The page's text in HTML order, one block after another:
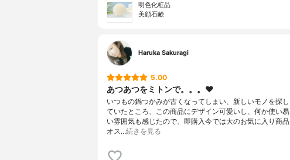
明色化粧品
美顔石鹸
Haruka Sakuragi
5.00
あつあつをミトンで。。。❤️
いつもの鍋つかみが古くなってしまい、新しいモノを探し
ていたところ、この商品にデザイン可愛いし、何か使い易
い雰囲気も感じたので、即購入今では大のお気に入り商品
オス…続きを見る